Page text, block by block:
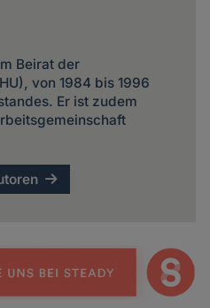
Beirat der
von 1984 bis 1996
Er ist zudem